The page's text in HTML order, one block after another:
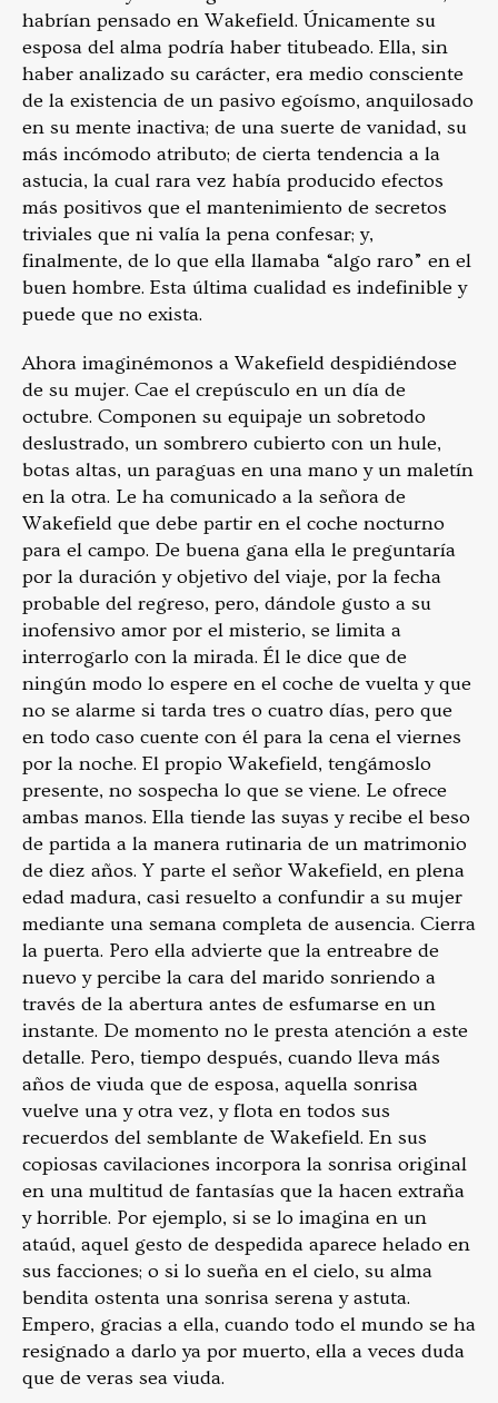
habrían pensado en Wakefield. Únicamente su
esposa del alma podría haber titubeado. Ella, sin
haber analizado su carácter, era medio consciente
de la existencia de un pasivo egoísmo, anquilosado
en su mente inactiva; de una suerte de vanidad, su
más incómodo atributo; de cierta tendencia a la
astucia, la cual rara vez había producido efectos
más positivos que el mantenimiento de secretos
triviales que ni valía la pena confesar; y,
finalmente, de lo que ella llamaba “algo raro” en el
buen hombre. Esta última cualidad es indefinible y
puede que no exista.
Ahora imaginémonos a Wakefield despidiéndose
de su mujer. Cae el crepúsculo en un día de
octubre. Componen su equipaje un sobretodo
deslustrado, un sombrero cubierto con un hule,
botas altas, un paraguas en una mano y un maletín
en la otra. Le ha comunicado a la señora de
Wakefield que debe partir en el coche nocturno
para el campo. De buena gana ella le preguntaría
por la duración y objetivo del viaje, por la fecha
probable del regreso, pero, dándole gusto a su
inofensivo amor por el misterio, se limita a
interrogarlo con la mirada. Él le dice que de
ningún modo lo espere en el coche de vuelta y que
no se alarme si tarda tres o cuatro días, pero que
en todo caso cuente con él para la cena el viernes
por la noche. El propio Wakefield, tengámoslo
presente, no sospecha lo que se viene. Le ofrece
ambas manos. Ella tiende las suyas y recibe el beso
de partida a la manera rutinaria de un matrimonio
de diez años. Y parte el señor Wakefield, en plena
edad madura, casi resuelto a confundir a su mujer
mediante una semana completa de ausencia. Cierra
la puerta. Pero ella advierte que la entreabre de
nuevo y percibe la cara del marido sonriendo a
través de la abertura antes de esfumarse en un
instante. De momento no le presta atención a este
detalle. Pero, tiempo después, cuando lleva más
años de viuda que de esposa, aquella sonrisa
vuelve una y otra vez, y flota en todos sus
recuerdos del semblante de Wakefield. En sus
copiosas cavilaciones incorpora la sonrisa original
en una multitud de fantasías que la hacen extraña
y horrible. Por ejemplo, si se lo imagina en un
ataúd, aquel gesto de despedida aparece helado en
sus facciones; o si lo sueña en el cielo, su alma
bendita ostenta una sonrisa serena y astuta.
Empero, gracias a ella, cuando todo el mundo se ha
resignado a darlo ya por muerto, ella a veces duda
que de veras sea viuda.